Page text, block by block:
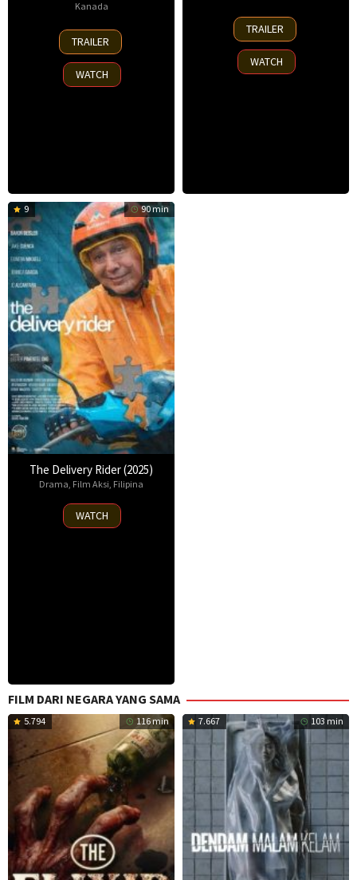
Kanada
17
Oct
2025
TRAILER
WATCH
2
Nov
2025
TRAILER
WATCH
9 90 min
The Delivery Rider (2025)
Drama Film Aksi Filipina
23
Oct
WATCH
FILM DARI NEGARA YANG SAMA
5.794 116 min 7.667 103 min